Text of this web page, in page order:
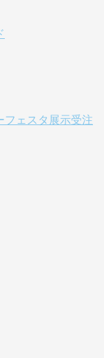
フェスタ展示受注